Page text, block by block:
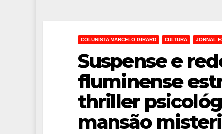
COLUNISTA MARCELO GIRARD CULTURA JORNAL
Suspense e
fluminense
thriller
mansão